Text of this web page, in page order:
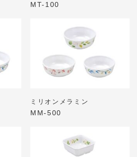
MT-100
ミリオンメラミン
MM-500